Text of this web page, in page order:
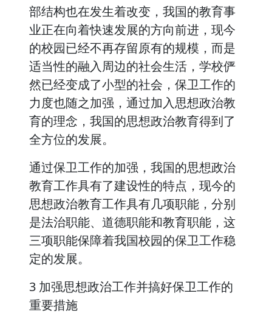
部结构也在发生着改变，我国的教育事
业正在向着快速发展的方向前进，现今
的校园已经不再存留原有的规模，而是
适当性的融入周边的社会生活，学校俨
然已经变成了小型的社会，保卫工作的
力度也随之加强，通过加入思想政治教
育的理念，我国的思想政治教育得到了
全方位的发展。
通过保卫工作的加强，我国的思想政治
教育工作具有了建设性的特点，现今的
思想政治教育工作具有几项职能，分别
是法治职能、道德职能和教育职能，这
三项职能保障着我国校园的保卫工作稳
定的发展。
3 加强思想政治工作并搞好保卫工作的
重要措施